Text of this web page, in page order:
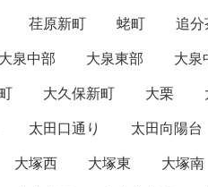
荏原新町 蛯町 追
大泉中部 大泉東部 大泉
大久保新町 大栗
太田口通り 太田向陽台
大塚西 大塚東 大塚南